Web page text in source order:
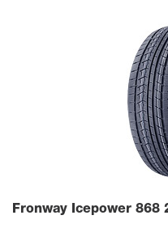
Fronway Icepower 868